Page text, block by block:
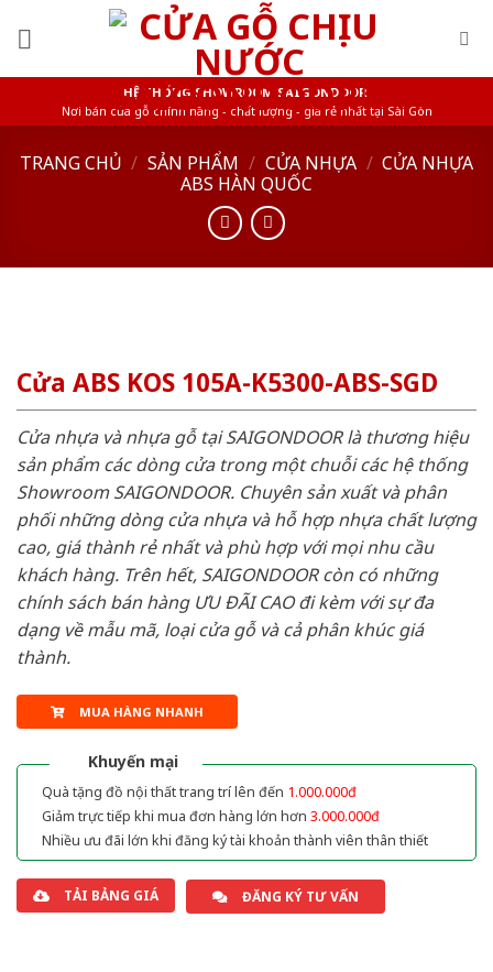
HỆ THỐNG SHOWROOM SAIGONDOOR
Nơi bán cửa gỗ chính hãng - chất lượng - giá rẻ nhất tại Sài Gòn
TRANG CHỦ / SẢN PHẨM / CỬA NHỰA / CỬA NHỰA
ABS HÀN QUỐC
Cửa ABS KOS 105A-K5300-ABS-SGD
Cửa nhựa và nhựa gỗ tại SAIGONDOOR là thương hiệu
sản phẩm các dòng cửa trong một chuỗi các hệ thống
Showroom SAIGONDOOR. Chuyên sản xuất và phân
phối những dòng cửa nhựa và hỗ hợp nhựa chất lượng
cao, giá thành rẻ nhất và phù hợp với mọi nhu cầu
khách hàng. Trên hết, SAIGONDOOR còn có những
chính sách bán hàng ƯU ĐÃI CAO đi kèm với sự đa
dạng về mẫu mã, loại cửa gỗ và cả phân khúc giá
thành.
MUA HÀNG NHANH
Khuyến mại
Quà tặng đồ nội thất trang trí lên đến 1.000.000đ
Giảm trực tiếp khi mua đơn hàng lớn hơn 3.000.000đ
Nhiều ưu đãi lớn khi đăng ký tài khoản thành viên thân thiết
TẢI BẢNG GIÁ ĐĂNG KÝ TƯ VẤN